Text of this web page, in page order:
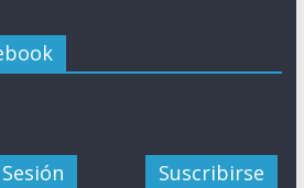
Sesión Suscribirse